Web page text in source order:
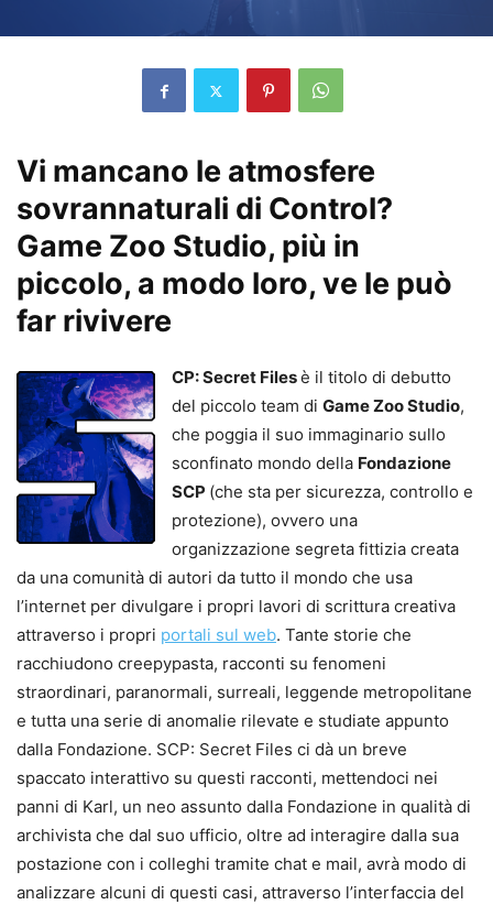
Vi mancano le atmosfere
sovrannaturali di Control?
Game Zoo Studio, più in
piccolo, a modo loro, ve le può
far rivivere
CP: Secret Filesè il titolo di debutto
del piccolo team di Game Zoo Studio,
che poggia il suo immaginario sullo
sconfinato mondo della Fondazione
SCP (che sta per sicurezza, controllo e
protezione), ovvero una
organizzazione segreta fittizia creata
da una comunità di autori da tutto il mondo che usa
l’internet per divulgare i propri lavori di scrittura creativa
attraverso i propri portali sul web. Tante storie che
racchiudono creepypasta, racconti su fenomeni
straordinari, paranormali, surreali, leggende metropolitane
e tutta una serie di anomalie rilevate e studiate appunto
dalla Fondazione. SCP: Secret Files ci dà un breve
spaccato interattivo su questi racconti, mettendoci nei
panni di Karl, un neo assunto dalla Fondazione in qualità di
archivista che dal suo ufficio, oltre ad interagire dalla sua
postazione con i colleghi tramite chat e mail, avrà modo di
analizzare alcuni di questi casi, attraverso l’interfaccia del